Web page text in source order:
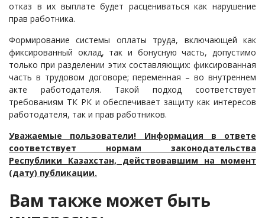
отказ в их выплате будет расцениваться как нарушение
прав работника.
Формирование системы оплаты труда, включающей как
фиксированный оклад, так и бонусную часть, допустимо
только при разделении этих составляющих: фиксированная
часть в трудовом договоре; переменная – во внутреннем
акте работодателя. Такой подход соответствует
требованиям ТК РК и обеспечивает защиту как интересов
работодателя, так и прав работников.
Уважаемые пользователи! Информация в ответе
соответствует нормам законодательства
Республики Казахстан, действовавшим на момент
(дату) публикации.
Вам также может быть